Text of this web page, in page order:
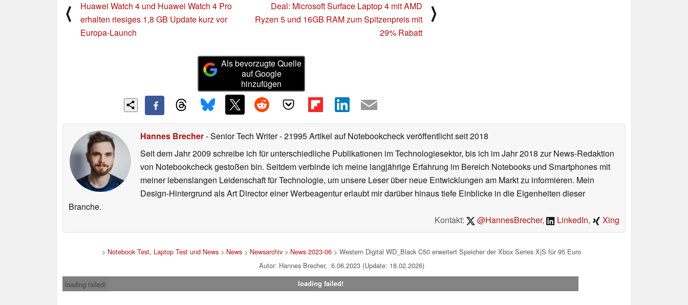
⟨
Huawei Watch 4 und Huawei Watch 4 Pro
erhalten riesiges 1,8 GB Update kurz vor
Europa-Launch
Deal: Microsoft Surface Laptop 4 mit AMD
Ryzen 5 und 16GB RAM zum Spitzenpreis mit
29% Rabatt
⟩
Als bevorzugte Quelle
auf Google
hinzufügen
Hannes Brecher- Senior Tech Writer- 21995 Artikel auf Notebookcheck veröffentlichtseit 2018
Seit dem Jahr 2009 schreibe ich für unterschiedliche Publikationen im Technologiesektor, bis ich im Jahr 2018 zur News-Redaktion
von Notebookcheck gestoßen bin. Seitdem verbinde ich meine langjährige Erfahrung im Bereich Notebooks und Smartphones mit
meiner lebenslangen Leidenschaft für Technologie, um unsere Leser über neue Entwicklungen am Markt zu informieren. Mein
Design-Hintergrund als Art Director einer Werbeagentur erlaubt mir darüber hinaus tiefe Einblicke in die Eigenheiten dieser
Branche.
Kontakt:
@HannesBrecher, LinkedIn, Xing
> Notebook Test, Laptop Test und News > News > Newsarchiv > News 2023-06 > Western Digital WD_Black C50 erweitert Speicher der Xbox Series X|S für 95 Euro
Autor: Hannes Brecher, 6.06.2023 (Update: 18.02.2026)
loading failed!
loading failed!